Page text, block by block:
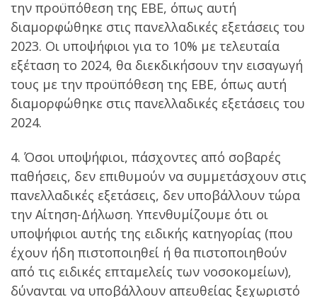
την προϋπόθεση της ΕΒΕ, όπως αυτή
διαμορφώθηκε στις πανελλαδικές εξετάσεις του
2023. Οι υποψήφιοι για το 10% με τελευταία
εξέταση το 2024, θα διεκδικήσουν την εισαγωγή
τους με την προϋπόθεση της ΕΒΕ, όπως αυτή
διαμορφώθηκε στις πανελλαδικές εξετάσεις του
2024.
4. Όσοι υποψήφιοι, πάσχοντες από σοβαρές
παθήσεις, δεν επιθυμούν να συμμετάσχουν στις
πανελλαδικές εξετάσεις, δεν υποβάλλουν τώρα
την Αίτηση-Δήλωση. Υπενθυμίζουμε ότι οι
υποψήφιοι αυτής της ειδικής κατηγορίας (που
έχουν ήδη πιστοποιηθεί ή θα πιστοποιηθούν
από τις ειδικές επταμελείς των νοσοκομείων),
δύνανται να υποβάλλουν απευθείας ξεχωριστό